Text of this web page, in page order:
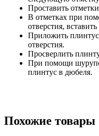
Проставить
В отметках при
отверстия,
Приложить плинтус
отверстия.
Просверлить
При помощи
плинтус в дюбеля.
Похожие товары